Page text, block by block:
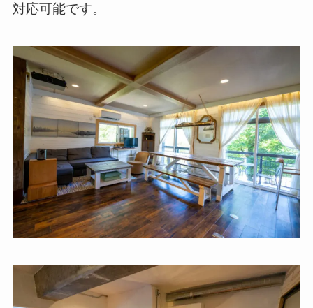
対応可能です。